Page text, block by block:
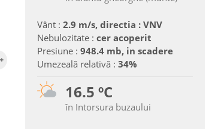
Vânt : 2.9 m/s, directia : VNV
Nebulozitate : cer acoperit
Presiune : 948.4 mb, in scadere
Umezeală relativă : 34%
16.5 ºC
în Intorsura buzaului